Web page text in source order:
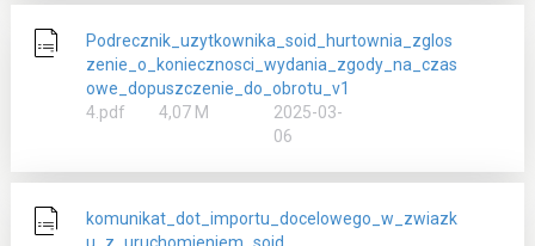
Podrecznik_uzytkownika_soid_hurtownia_zglos
zenie_o_koniecznosci_wydania_zgody_na_czas
owe_dopuszczenie_do_obrotu_v1
4.pdf
rozmiar
4,07 M
2025-03-
06
komunikat_dot_importu_docelowego_w_zwiazk